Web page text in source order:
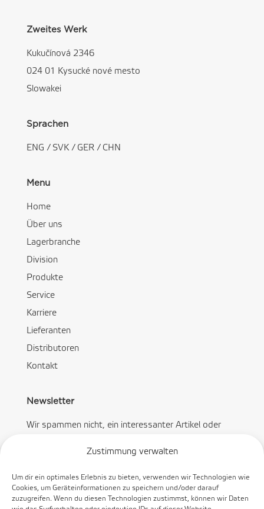
Zustimmung verwalten
Um dir ein optimales Erlebnis zu bieten, verwenden wir Technologien wie
Cookies, um Geräteinformationen zu speichern und/oder darauf
zuzugreifen. Wenn du diesen Technologien zustimmst, können wir Daten
Zweites Werk
Kukučínová 2346
024 01 Kysucké nové mesto
Slowakei
Sprachen
ENG / SVK/ GER/ CHN
Menu
Home
Über uns
Lagerbranche
Division
Produkte
Service
Karriere
Lieferanten
Distributoren
Kontakt
Newsletter
Wir spammen nicht, ein interessanter Artikel oder